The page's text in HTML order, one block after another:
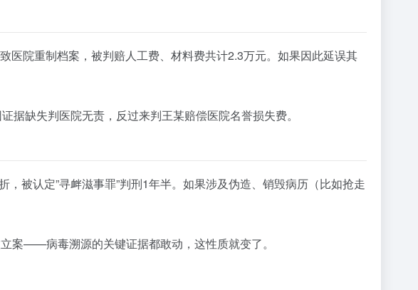
医院重制档案，被判赔人工费、材料费共计2.3万元。如果因此延误其
据缺失判医院无责，反过来判王某赔偿医院名誉损失费。
被认定”寻衅滋事罪”判刑1年半。如果涉及伪造、销毁病历（比如抢走
案——病毒溯源的关键证据都敢动，这性质就变了。